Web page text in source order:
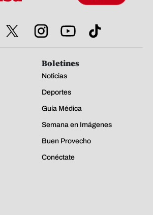
Boletines
Noticias
Deportes
Guía Médica
Semana en Imágenes
Buen Provecho
Conéctate